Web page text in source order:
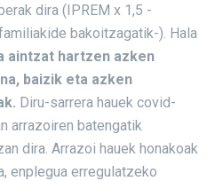
dira (IPREM x 1,5 -
bakoitzagatik-). Hala
aintzat hartzen azken
baizik eta azken
Diru-sarrera hauek covid-
arrazoiren batengatik
dira. Arrazoi hauek honakoak
enplegua erregulatzeko